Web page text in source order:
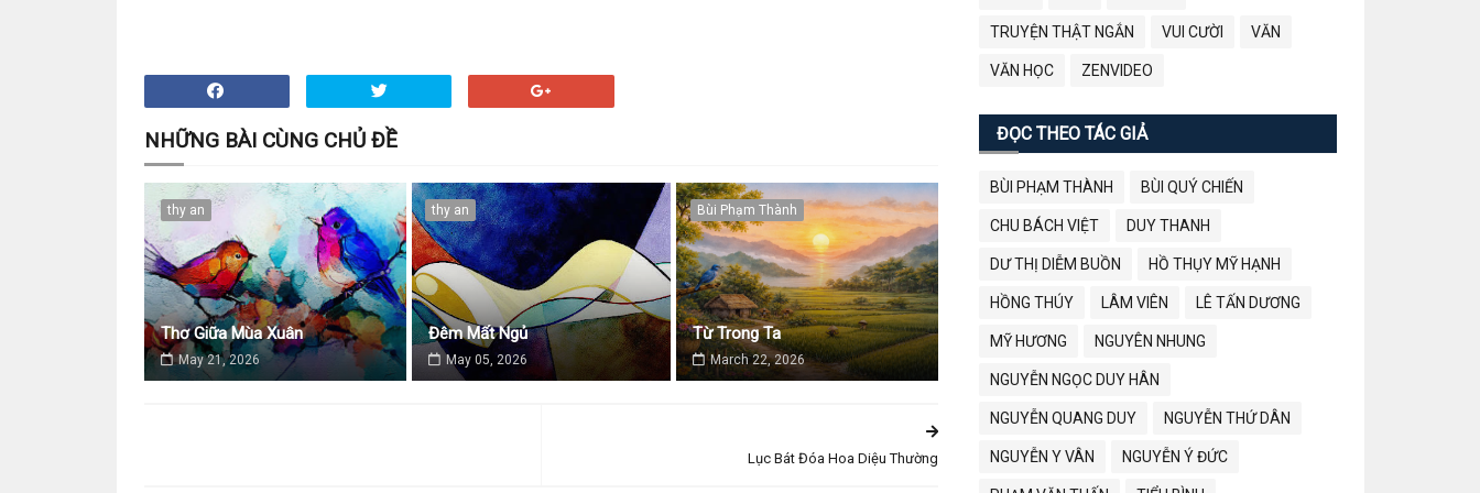
NHỮNG BÀI CÙNG CHỦ ĐỀ
thy an
Thơ Giữa Mùa Xuân
May 21, 2026
thy an
Đêm Mất Ngủ
May 05, 2026
Bùi Phạm Thành
Từ Trong Ta
March 22, 2026
Lục Bát Đóa Hoa Diệu Thường
TRUYỆN THẬT NGẮN VUI CƯỜI VĂN
VĂN HỌC ZENVIDEO
ĐỌC THEO TÁC GIẢ
BÙI PHẠM THÀNH BÙI QUÝ CHIẾN
CHU BÁCH VIỆT DUY THANH
DƯ THỊ DIỄM BUỒN HỒ THỤY MỸ HẠNH
HỒNG THÚY LÂM VIÊN LÊ TẤN DƯƠNG
MỸ HƯƠNG NGUYÊN NHUNG
NGUYỄN NGỌC DUY HÂN
NGUYỄN QUANG DUY NGUYỄN THỨ DÂN
NGUYỄN Y VÂN NGUYỄN Ý ĐỨC